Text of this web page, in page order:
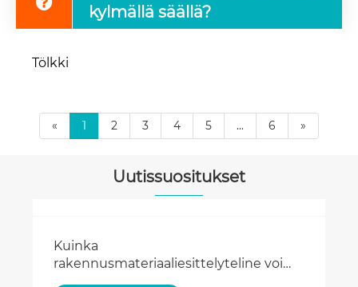
kylmällä säällä?
Tölkki
« 1 2 3 4 5 ... 6 »
Uutissuositukset